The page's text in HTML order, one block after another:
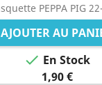
PEPPA PIG
AJOUTER AU
 En Stock
1,90 €